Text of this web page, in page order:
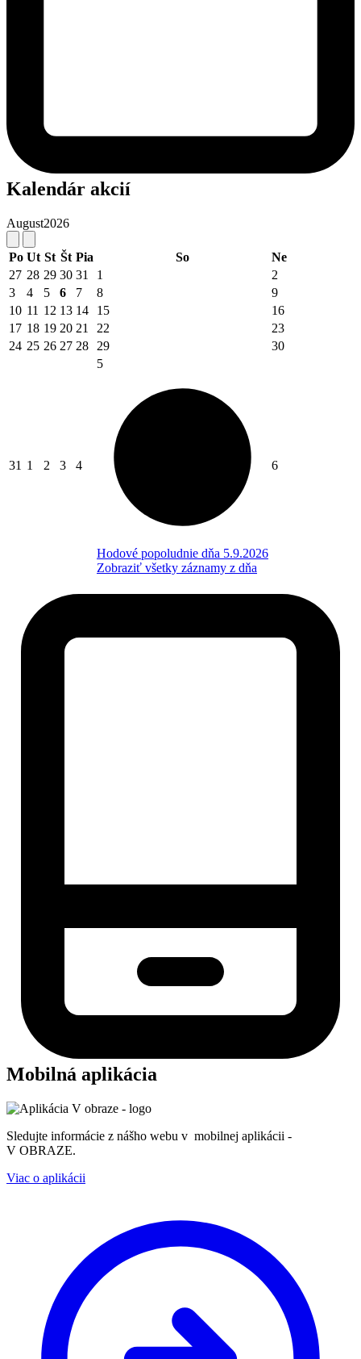
Kalendár akcií
August2026
Po Ut St Št Pia So
Ne
27 28 29 30 31 1
2
3
4 5 6 7 8
9
10 11 12 13 14 15
16
17 18 19 20 21 22
23
24 25 26 27 28 29 30
31 1 2 3 4
5
Hodové popoludnie dňa 5.9.2026
Zobraziť všetky záznamy z dňa
6
Mobilná aplikácia
Sledujte informácie z nášho webu v mobilnej aplikácii -
V OBRAZE.
Viac o aplikácii